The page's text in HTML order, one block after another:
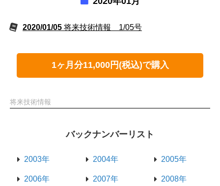
2020/01/05 将来技術情報 1/05号
1ヶ月分11,000円(税込)で購入
将来技術情報
バックナンバーリスト
2003年 2004年 2005年
2006年 2007年 2008年